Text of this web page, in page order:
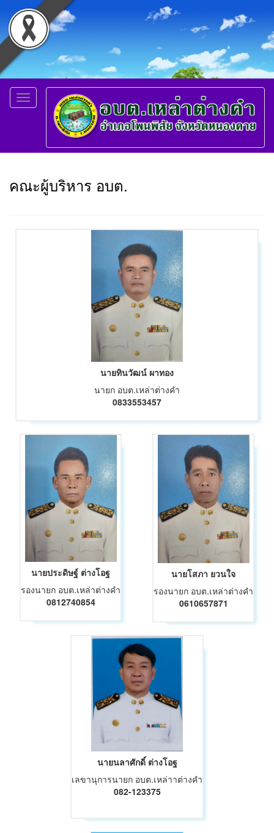
Toggle
navigation
คณะผู้บริหาร อบต.
นายทินวัฒน์ ผาทอง
นายก อบต.เหล่าต่างคำ
0833553457
นายประดิษฐ์ ต่างโอฐ
รองนายก อบต.เหล่าต่างคำ
0812740854
นายโสภา ยวนใจ
รองนายก อบต.เหล่าต่างคำ
0610657871
นายนลาศักดิ์ ต่างโอฐ
เลขานุการนายก อบต.เหล่าาต่างคำ
082-123375